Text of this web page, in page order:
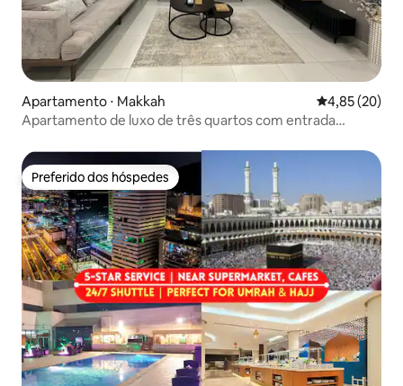
Apartamento ⋅ Makkah 4,85 de uma
4,85 (20)
Apartamento de luxo de três quartos com entrada
Preferido dos hóspedes
Preferido dos hóspedes